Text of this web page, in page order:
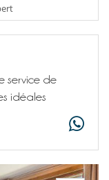
service de
idéales